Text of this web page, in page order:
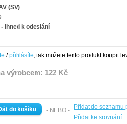
(SV)
ihned k odeslání
/přihlásíte, tak můžete tento produkt koupit
výrobcem: 122 Kč
- NEBO -
Přidat do seznamu
Přidat ke srovnání